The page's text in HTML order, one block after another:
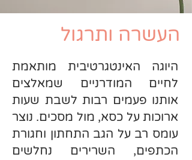
העשרה ותרגול
היוגה האינטגרטיבית מותאמת
לחיים המודרניים שמאלצים
אותנו פעמים רבות לשבת שעות
ארוכות על כסא, מול מסכים. נוצר
עומס רב על הגב התחתון וחגורת
הכתפים, השרירים נחלשים